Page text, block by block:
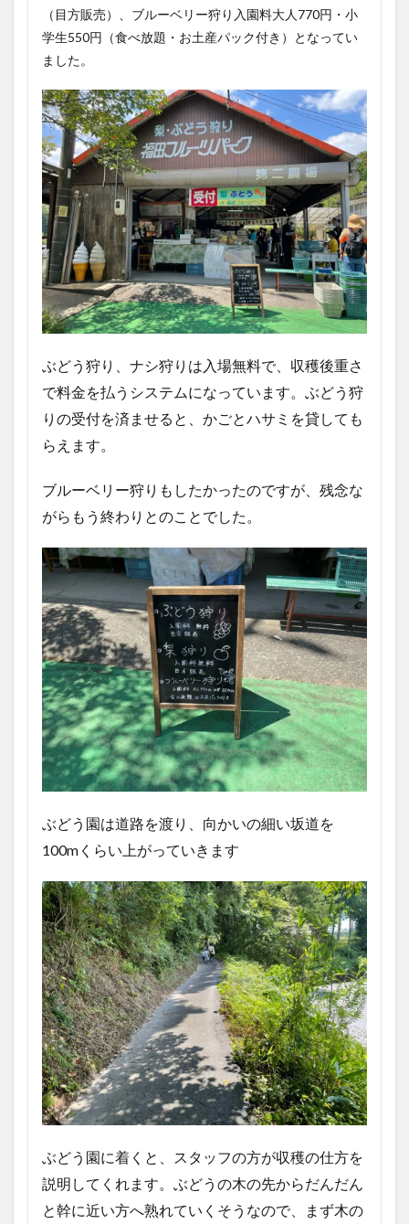
（目方販売）、ブルーベリー狩り入園料大人770円・小
学生550円（食べ放題・お土産パック付き）となってい
ました。
ぶどう狩り、ナシ狩りは入場無料で、収穫後重さ
で料金を払うシステムになっています。ぶどう狩
りの受付を済ませると、かごとハサミを貸しても
らえます。
ブルーベリー狩りもしたかったのですが、残念な
がらもう終わりとのことでした。
ぶどう園は道路を渡り、向かいの細い坂道を
100mくらい上がっていきます
ぶどう園に着くと、スタッフの方が収穫の仕方を
説明してくれます。ぶどうの木の先からだんだん
と幹に近い方へ熟れていくそうなので、まず木の